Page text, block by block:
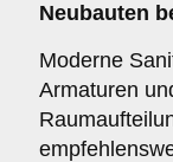
Neubauten
Moderne
Armaturen